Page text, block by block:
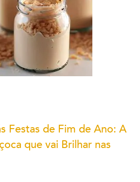
Festas de Fim de Ano: A
que vai Brilhar nas